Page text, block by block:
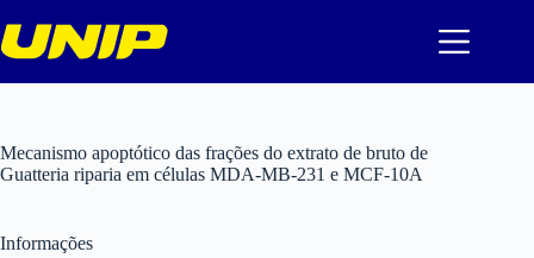
para
o
Mecanismo apoptótico das frações do extrato de bruto de
Guatteria riparia em células MDA-MB-231 e MCF-10A
Informações